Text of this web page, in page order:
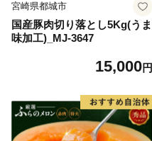
宮崎県都城市
国産豚肉切り落とし5Kg(うま
味加工)_MJ-3647
15,000円